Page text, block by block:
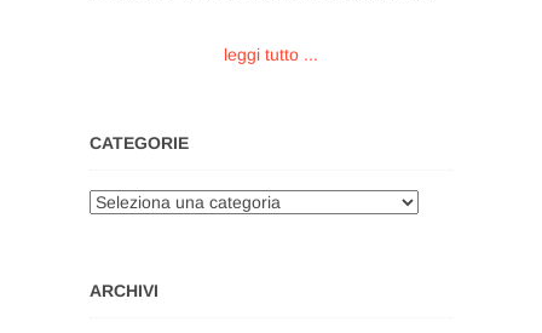
leggi tutto ...
CATEGORIE
Categorie
ARCHIVI